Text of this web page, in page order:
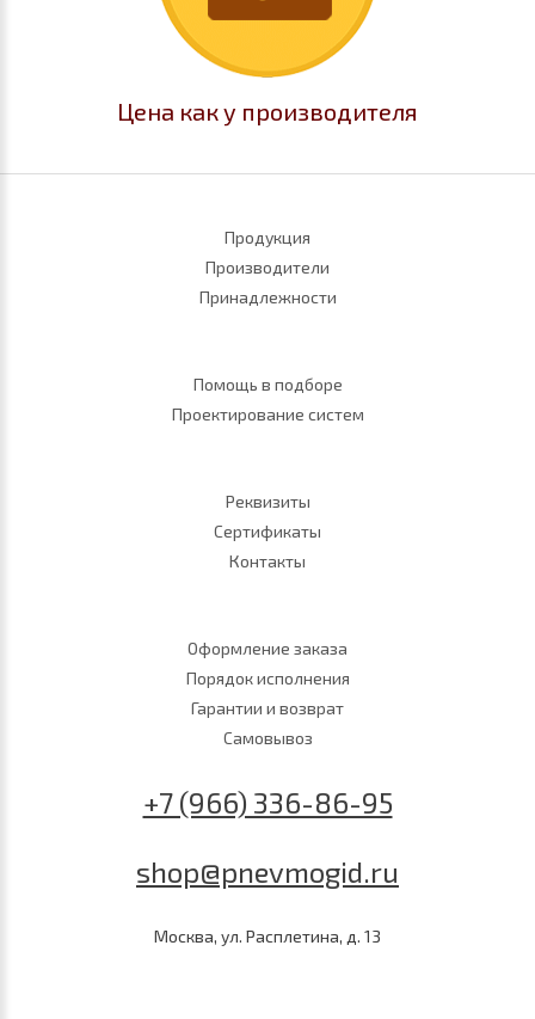
Цена как у производителя
Продукция
Производители
Принадлежности
Помощь в подборе
Проектирование систем
Реквизиты
Сертификаты
Контакты
Оформление заказа
Порядок исполнения
Гарантии и возврат
Самовывоз
+7 (966) 336-86-95
shop@pnevmogid.ru
Москва, ул. Расплетина, д. 13